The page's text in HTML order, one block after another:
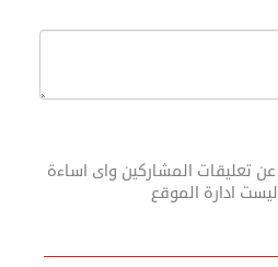
تعليقات المشاركين واى اساءة
ادارة الموقع